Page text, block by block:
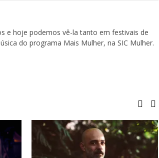
e hoje podemos vê-la tanto em festivais de
do programa Mais Mulher, na SIC Mulher.